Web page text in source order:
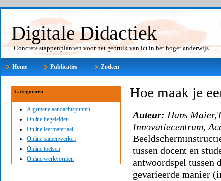
Digitale Didactiek
Concrete stappenplannen voor het gebruik van ict in het hoger onderwijs
Home Publicaties Zoeken
Categorieën
Algemene aandachtspunten
Online begeleiden
Online leermateriaal
Online samenwerken
Online toetsen
Online werkvormen
Hoe maak je
Auteur: Hans
Innovatiecentrum,
tussen docent en
antwoordspel tussen
gevarieerde manier